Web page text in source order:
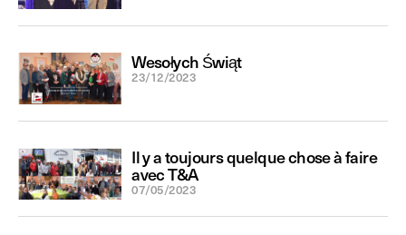
Wesołych Świąt
23/12/2023
Il y a toujours quelque chose à faire
avec T&A
07/05/2023